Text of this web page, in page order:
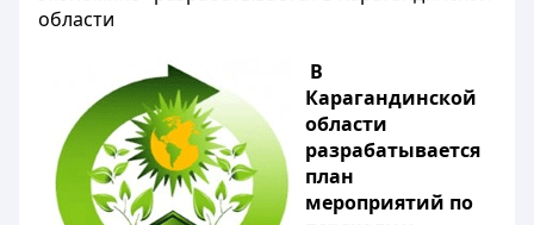
области
В
Карагандинской
области
разрабатывается
план
мероприятий по